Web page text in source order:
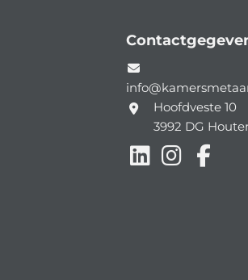
Hoofdveste 10
3992 DG